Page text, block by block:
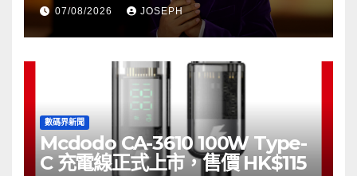
07/08/2026 JOSEPH
數碼界新聞
Mcdodo CA-3610 100W Type-
C 充電線正式上市，售價 HK$115